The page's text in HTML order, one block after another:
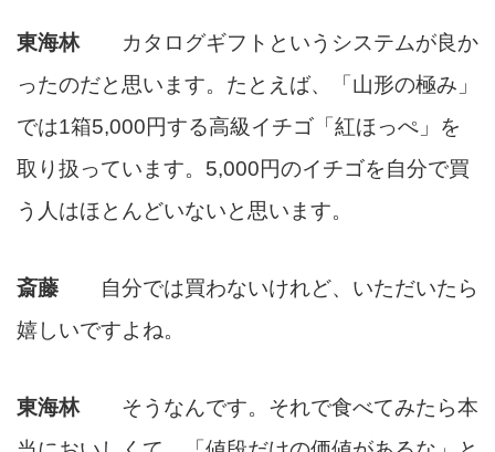
東海林 カタログギフトというシステムが良か
ったのだと思います。たとえば、「山形の極み」
では1箱5,000円する高級イチゴ「紅ほっぺ」を
取り扱っています。5,000円のイチゴを自分で買
う人はほとんどいないと思います。
斎藤 自分では買わないけれど、いただいたら
嬉しいですよね。
東海林そうなんです。それで食べてみたら本